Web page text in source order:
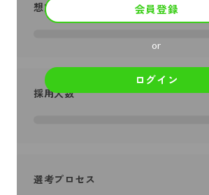
会員登録
or
ログイン
想定年収
採用人数
選考プロセス